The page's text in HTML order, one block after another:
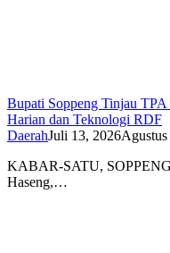
Bupati Soppeng Tinjau TPA
Harian dan Teknologi RDF
DaerahJuli 13, 2026
KABAR-SATU,
Haseng,…